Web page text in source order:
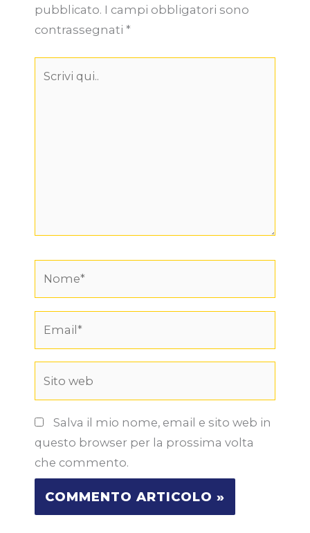
pubblicato. I campi obbligatori sono
contrassegnati *
Salva il mio nome, email e sito web in
questo browser per la prossima volta
che commento.